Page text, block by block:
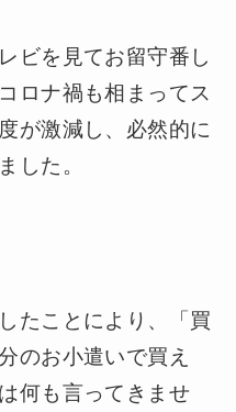
ビを見てお留守番し
ロナ禍も相まってス
が激減し、必然的に
した。
たことにより、「買
のお小遣いで買え
何も言ってきませ